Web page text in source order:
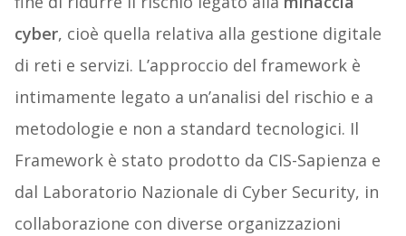
cyber, cioè quella relativa alla gestione digitale
di reti e servizi. L’approccio del framework è
intimamente legato a un’analisi del rischio e a
metodologie e non a standard tecnologici. Il
Framework è stato prodotto da CIS-Sapienza e
dal Laboratorio Nazionale di Cyber Security, in
collaborazione con diverse organizzazioni